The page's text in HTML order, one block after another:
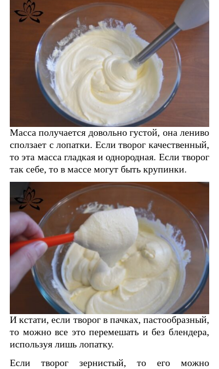
Масса получается довольно густой, она лениво
сползает с лопатки. Если творог качественный,
то эта масса гладкая и однородная. Если творог
так себе, то в массе могут быть крупинки.
И кстати, если творог в пачках, пастообразный,
то можно все это перемешать и без блендера,
используя лишь лопатку.
Если творог зернистый, то его можно